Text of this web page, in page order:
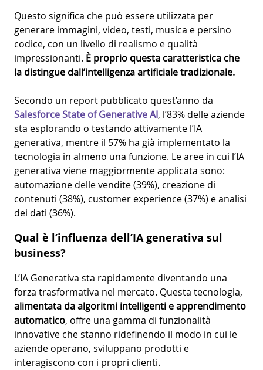
Questo significa che può essere utilizzata per
generare immagini, video, testi, musica e persino
codice, con un livello di realismo e qualità
impressionanti. È proprio questa caratteristica che
la distingue dall’intelligenza artificiale tradizionale.
Secondo un report pubblicato quest’anno da
Salesforce State of Generative AI, l’83% delle aziende
sta esplorando o testando attivamente l’IA
generativa, mentre il 57% ha già implementato la
tecnologia in almeno una funzione. Le aree in cui l’IA
generativa viene maggiormente applicata sono:
automazione delle vendite (39%), creazione di
contenuti (38%), customer experience (37%) e analisi
dei dati (36%).
Qual è l’influenza dell’IA generativa sul
business?
L’IA Generativa sta rapidamente diventando una
forza trasformativa nel mercato. Questa tecnologia,
alimentata da algoritmi intelligenti e apprendimento
automatico, offre una gamma di funzionalità
innovative che stanno ridefinendo il modo in cui le
aziende operano, sviluppano prodotti e
interagiscono con i propri clienti.